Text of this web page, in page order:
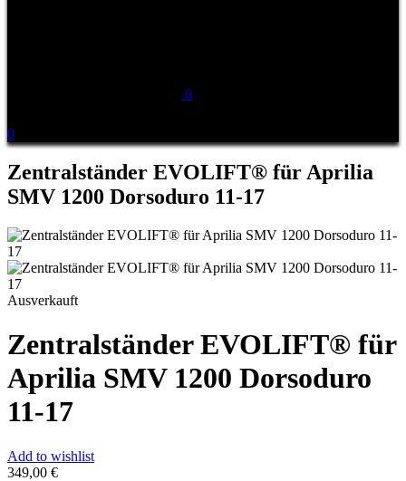
0
0
Zentralständer EVOLIFT® für Aprilia
SMV 1200 Dorsoduro 11-17
Ausverkauft
Zentralständer EVOLIFT® für
Aprilia SMV 1200 Dorsoduro
11-17
Add to wishlist
349,00 €